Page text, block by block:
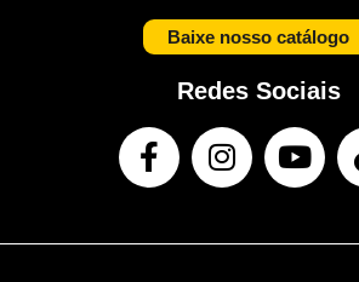
Baixe nosso catálogo
Redes Sociais